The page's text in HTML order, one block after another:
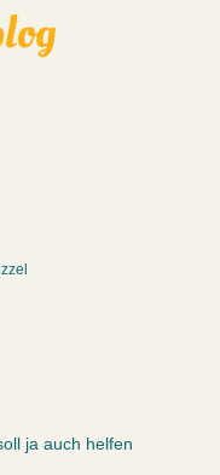
ja auch helfen